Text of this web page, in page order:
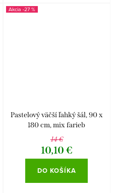
-27 %
Pastelový väčší ľahký šál, 90 x
180 cm, mix farieb
14 €
10,10 €
DO KOŠÍKA